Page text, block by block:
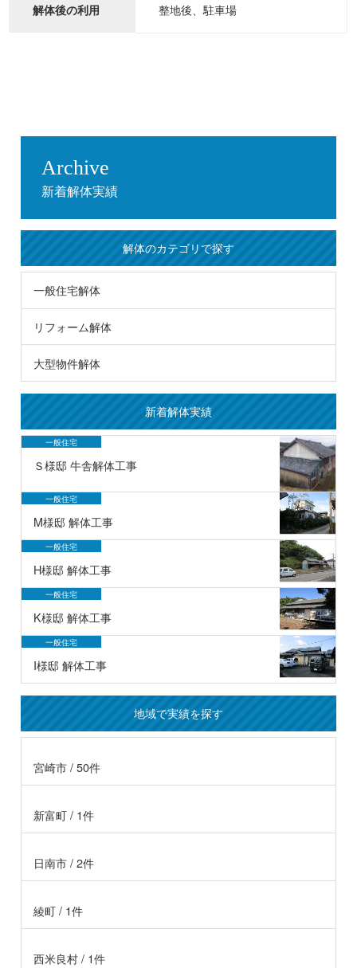
解体後の利用 整地後、駐車場
Archive
新着解体実績
解体のカテゴリで探す
一般住宅解体
リフォーム解体
大型物件解体
新着解体実績
一般住宅
Ｓ様邸 牛舎解体工事
一般住宅
M様邸 解体工事
一般住宅
H様邸 解体工事
一般住宅
K様邸 解体工事
一般住宅
I様邸 解体工事
地域で実績を探す
宮崎市 / 50件
新富町 / 1件
日南市 / 2件
綾町 / 1件
西米良村 / 1件